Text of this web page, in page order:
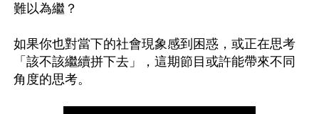
難以為繼？
如果你也對當下的社會現象感到困惑，或正在思考
「該不該繼續拼下去」，這期節目或許能帶來不同